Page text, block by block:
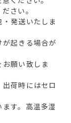
さい。
発送いたしま
起きる場合が
願い致しま
荷時にはセロ
す。高温多湿